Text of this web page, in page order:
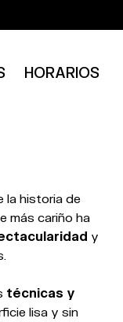
HORARIOS
la historia de
más cariño ha
y
técnicas y
lisa y sin